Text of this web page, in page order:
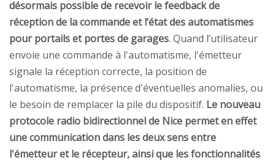
désormais possible de recevoir le feedback de
réception de la commande et l’état des automatismes
pour portails et portes de garages. Quand l’utilisateur
envoie une commande à l'automatisme, l'émetteur
signale la réception correcte, la position de
l'automatisme, la présence d'éventuelles anomalies, ou
le besoin de remplacer la pile du dispositif. Le nouveau
protocole radio bidirectionnel de Nice permet en effet
une communication dans les deux sens entre
l'émetteur et le récepteur, ainsi que les fonctionnalités